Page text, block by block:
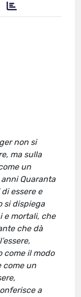
non si
ma sulla
un
Quaranta
essere e
si dispiega
e mortali, che
che dà
come il modo
come un
a